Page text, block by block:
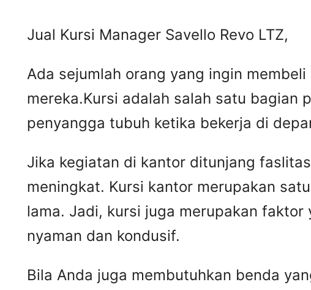
Jual Kursi Manager Savello Revo LTZ,
Ada sejumlah orang yang ingin
mereka.Kursi adalah salah satu bagian
penyangga tubuh ketika bekerja di
Jika kegiatan di kantor ditunjang
meningkat. Kursi kantor merupakan
lama. Jadi, kursi juga merupakan
nyaman dan kondusif.
Bila Anda juga membutuhkan benda